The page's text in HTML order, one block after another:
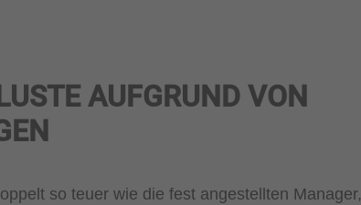
AUFGRUND VON
so teuer wie die fest angestellten Manager,